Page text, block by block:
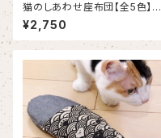
猫のしあわせ座布団【全5色】｜
水をはじく羽毛のネコクッション
¥2,750